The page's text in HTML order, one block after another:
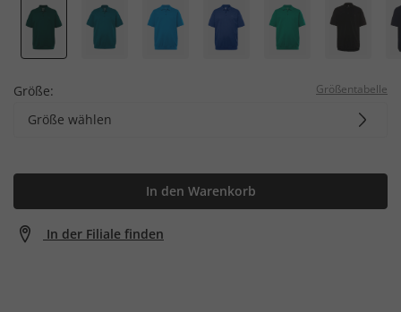
Größe: Größentabelle
Größe wählen
In den Warenkorb
In der Filiale finden